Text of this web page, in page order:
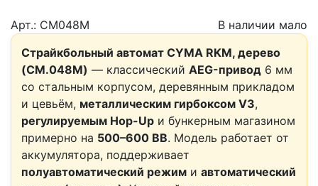
Арт.: CM048M
В наличии мало
Страйкбольный автомат CYMA RKM, дерево
(CM.048M) — классический AEG-привод 6 мм
со стальным корпусом, деревянным прикладом
и цевьём, металлическим гирбоксом V3,
регулируемым Hop-Up и бункерным магазином
примерно на 500–600 BB. Модель работает от
аккумулятора, поддерживает
полуавтоматический режим и автоматический